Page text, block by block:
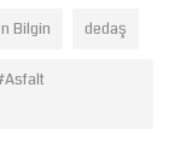
Bilgin dedaş